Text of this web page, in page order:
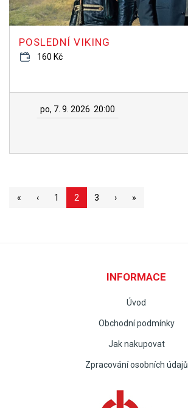
POSLEDNÍ VIKING
160 Kč
po, 7. 9. 2026 20:00
« ‹ 1 2 3 › »
INFORMACE
Úvod
Obchodní podmínky
Jak nakupovat
Zpracování osobních údajů